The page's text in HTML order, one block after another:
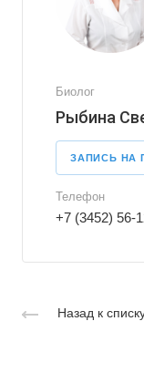
Биолог
Рыбина
ЗАПИСЬ НА
Телефон
+7 (3452) 56-
Назад к